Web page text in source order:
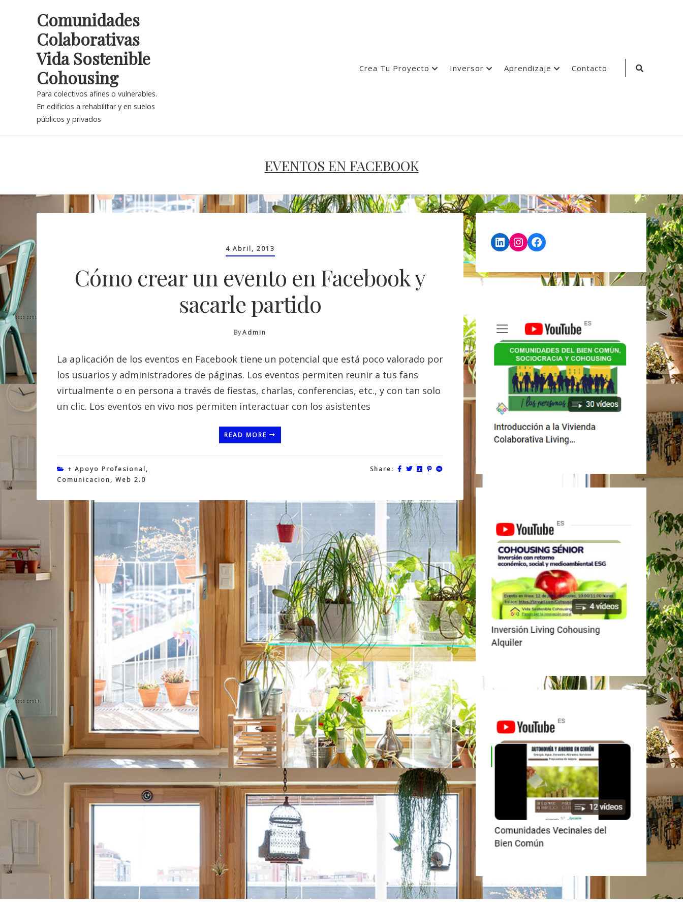
Comunidades
Colaborativas
Vida Sostenible
Cohousing
Para colectivos afines o vulnerables.
En edificios a rehabilitar y en suelos
públicos y privados
Crea Tu Proyecto Inversor Aprendizaje Contacto
Search
EVENTOS EN FACEBOOK
4 Abril, 2013
Cómo crear un evento en Facebook y
sacarle partido
ByAdmin
La aplicación de los eventos en Facebook tiene un potencial que está poco valorado por
los usuarios y administradores de páginas. Los eventos permiten reunir a tus fans
virtualmente o en persona a través de fiestas, charlas, conferencias, etc., y con tan solo
un clic. Los eventos en vivo nos permiten interactuar con los asistentes
READ MORE
+ Apoyo Profesional,
Comunicacion, Web 2.0
Share:
LinkedIn
Instagram
Facebook